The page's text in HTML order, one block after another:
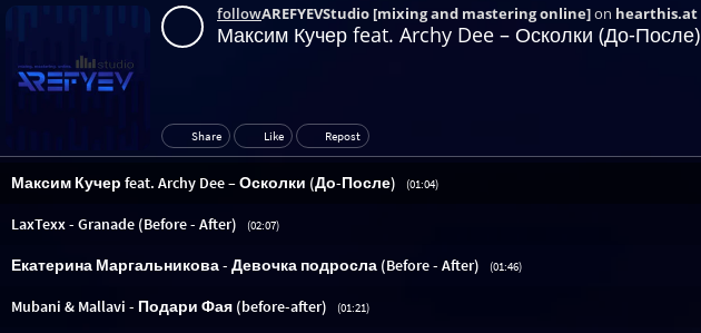
followAREFYEVStudio [mixing and mastering online]on hearthis.at
Максим Кучер feat. Archy Dee – Осколки (До-После)
Share Like Repost
Максим Кучер feat. Archy Dee – Осколки (До-После) (01:04)
LaxTexx - Granade (Before - After) (02:07)
Екатерина Маргальникова - Девочка подросла (Before - After) (01:46)
Mubani & Mallavi - Подари Фая (before-after) (01:21)